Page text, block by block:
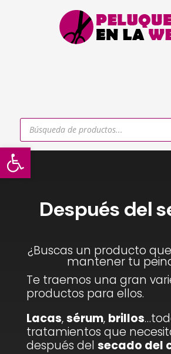
Abrir barra de herramientas
Búsqueda
productos
Después del
¿Buscas un producto
mantener tu
Te traemos una gran
productos para ellos.
Lacas,sérum, brillos
tratamientos que
después del secado del